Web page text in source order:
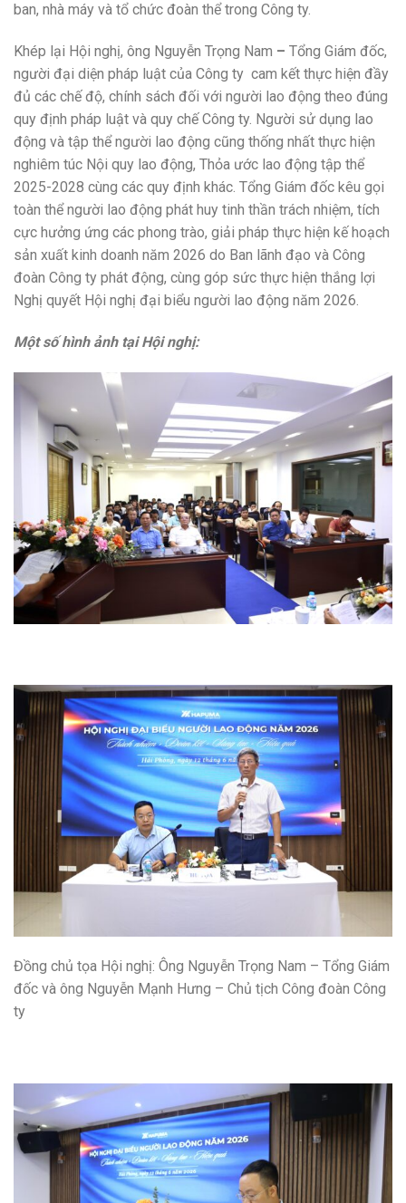
ban, nhà máy và tổ chức đoàn thể trong Công ty.
Khép lại Hội nghị, ông Nguyễn Trọng Nam – Tổng Giám đốc,
người đại diện pháp luật của Công ty cam kết thực hiện đầy
đủ các chế độ, chính sách đối với người lao động theo đúng
quy định pháp luật và quy chế Công ty. Người sử dụng lao
động và tập thể người lao động cũng thống nhất thực hiện
nghiêm túc Nội quy lao động, Thỏa ước lao động tập thể
2025-2028 cùng các quy định khác. Tổng Giám đốc kêu gọi
toàn thể người lao động phát huy tinh thần trách nhiệm, tích
cực hưởng ứng các phong trào, giải pháp thực hiện kế hoạch
sản xuất kinh doanh năm 2026 do Ban lãnh đạo và Công
đoàn Công ty phát động, cùng góp sức thực hiện thắng lợi
Nghị quyết Hội nghị đại biểu người lao động năm 2026.
Một số hình ảnh tại Hội nghị:
Đồng chủ tọa Hội nghị: Ông Nguyễn Trọng Nam – Tổng Giám
đốc và ông Nguyễn Mạnh Hưng – Chủ tịch Công đoàn Công
ty